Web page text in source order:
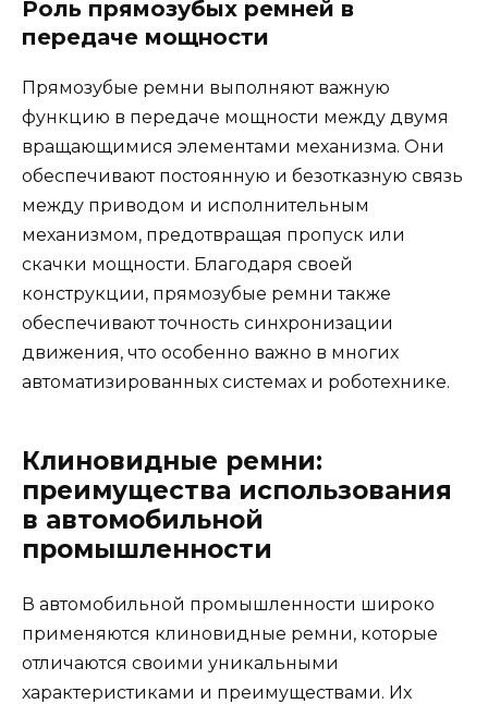
Роль прямозубых ремней в
передаче мощности
Прямозубые ремни выполняют важную
функцию в передаче мощности между двумя
вращающимися элементами механизма. Они
обеспечивают постоянную и безотказную связь
между приводом и исполнительным
механизмом, предотвращая пропуск или
скачки мощности. Благодаря своей
конструкции, прямозубые ремни также
обеспечивают точность синхронизации
движения, что особенно важно в многих
автоматизированных системах и роботехнике.
Клиновидные ремни:
преимущества использования
в автомобильной
промышленности
В автомобильной промышленности широко
применяются клиновидные ремни, которые
отличаются своими уникальными
характеристиками и преимуществами. Их